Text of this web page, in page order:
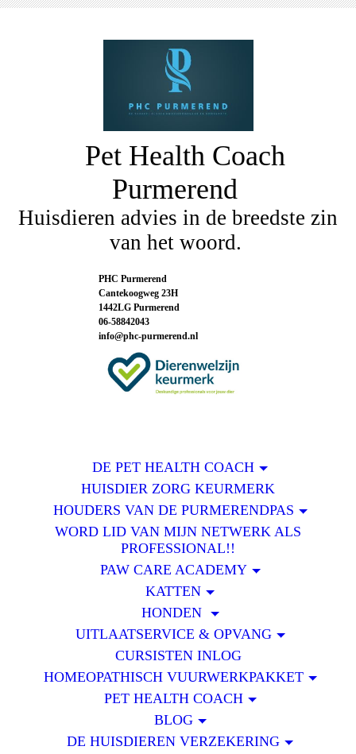
Pet Health Coach
Purmerend
Huisdieren advies in de breedste zin
van het woord.
PHC Purmerend
Cantekoogweg 23H
1442LG Purmerend
06-58842043
info@phc-purmerend.nl
DE PET HEALTH COACH
HUISDIER ZORG KEURMERK
HOUDERS VAN DE PURMERENDPAS
WORD LID VAN MIJN NETWERK ALS
PROFESSIONAL!!
PAW CARE ACADEMY
KATTEN
HONDEN
UITLAATSERVICE & OPVANG
CURSISTEN INLOG
HOMEOPATHISCH VUURWERKPAKKET
PET HEALTH COACH
BLOG
DE HUISDIEREN VERZEKERING